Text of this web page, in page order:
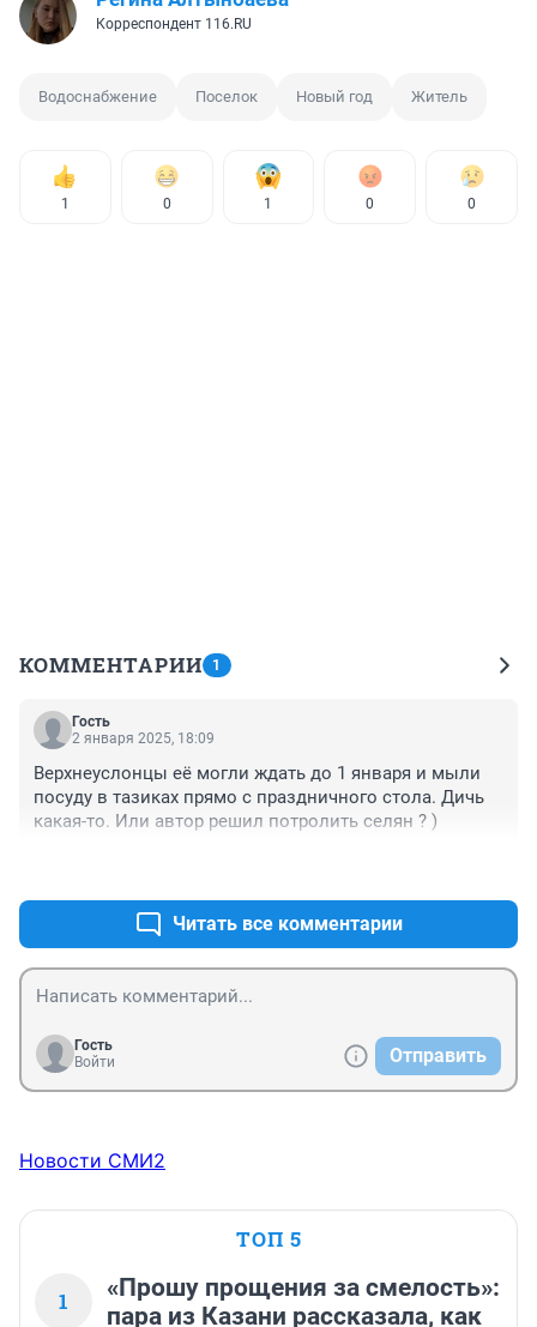
Корреспондент 116.RU
Водоснабжение Поселок Новый год Житель
1 0 1 0 0
КОММЕНТАРИИ 1
Гость
2 января 2025, 18:09
Верхнеуслонцы её могли ждать до 1 января и мыли
посуду в тазиках прямо с праздничного стола. Дичь
какая-то. Или автор решил потролить селян ? )
Читать все комментарии
Гость
Войти
Отправить
Новости СМИ2
ТОП 5
1
«Прошу прощения за смелость»:
пара из Казани рассказала, как